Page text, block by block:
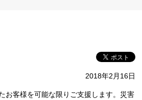
2018年2月16日
お客様を可能な限りご支援します。災害